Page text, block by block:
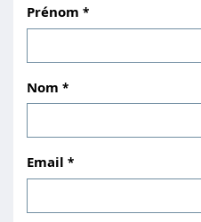
Prénom
Nom
Email